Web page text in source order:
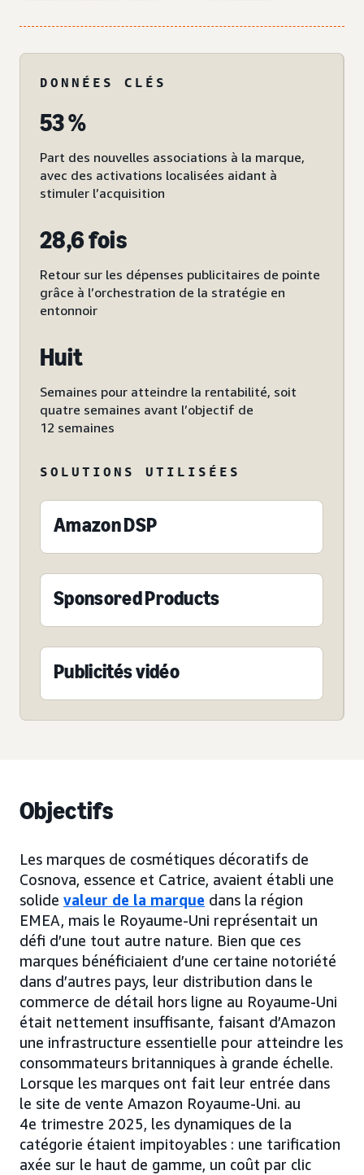
DONNÉES CLÉS
53 %
Part des nouvelles associations à la marque,
avec des activations localisées aidant à
stimuler l’acquisition
28,6 fois
Retour sur les dépenses publicitaires de pointe
grâce à l’orchestration de la stratégie en
entonnoir
Huit
Semaines pour atteindre la rentabilité, soit
quatre semaines avant l’objectif de
12 semaines
SOLUTIONS UTILISÉES
Amazon DSP
Sponsored Products
Publicités vidéo
Objectifs
Les marques de cosmétiques décoratifs de
Cosnova, essence et Catrice, avaient établi une
solide valeur de la marque dans la région
EMEA, mais le Royaume-Uni représentait un
défi d’une tout autre nature. Bien que ces
marques bénéficiaient d’une certaine notoriété
dans d’autres pays, leur distribution dans le
commerce de détail hors ligne au Royaume-Uni
était nettement insuffisante, faisant d’Amazon
une infrastructure essentielle pour atteindre les
consommateurs britanniques à grande échelle.
Lorsque les marques ont fait leur entrée dans
le site de vente Amazon Royaume-Uni. au
4e trimestre 2025, les dynamiques de la
catégorie étaient impitoyables : une tarification
axée sur le haut de gamme, un coût par clic